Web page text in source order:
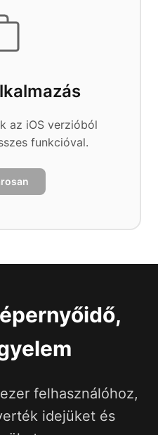
az iOS verzióból
funkcióval.
felhasználóhoz,
idejüket és